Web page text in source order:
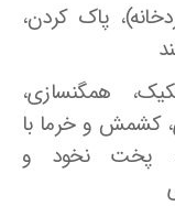
پاک کردن،
همگنسازی،
کشمش و خرما با
پخت نخود و